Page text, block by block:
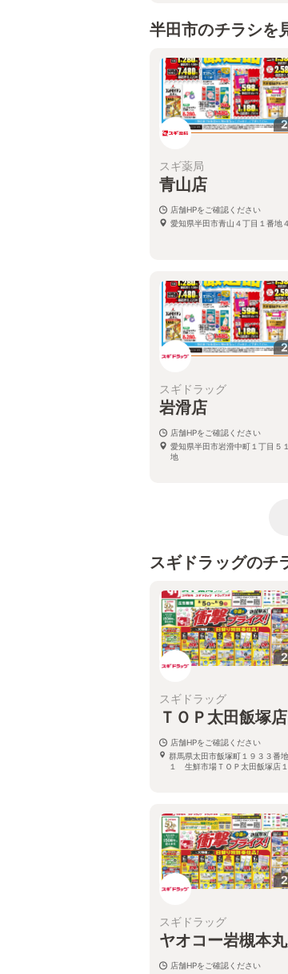
半田市のチラシを
2
スギ薬局
青山店
店舗HPをご確認ください
愛知県半田市青山４丁目１番地４
2
スギドラッグ
岩滑店
店舗HPをご確認ください
愛知県半田市岩滑中町１丁目５
地
スギドラッグのチ
2
スギドラッグ
ＴＯＰ太田飯塚店
店舗HPをご確認ください
群馬県太田市飯塚町１９３３番地
１ 生鮮市場ＴＯＰ太田飯塚店
2
スギドラッグ
ヤオコー岩槻本
店舗HPをご確認ください